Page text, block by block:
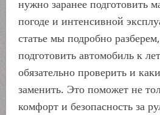
нужно заранее подготовить
погоде и интенсивной
статье мы подробно
подготовить автомобиль к
обязательно проверить и
заменить. Это поможет не
комфорт и безопасность за